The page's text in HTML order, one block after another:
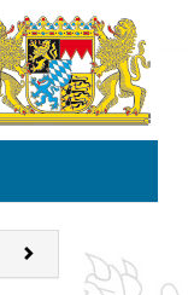
VorherigesNächstes
Dokument